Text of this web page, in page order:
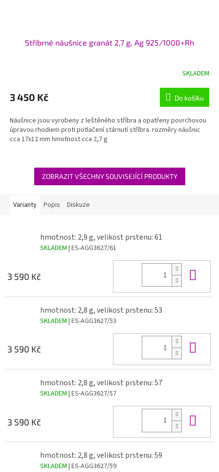
Stříbrné náušnice granát 2,7 g, Ag 925/1000+Rh
SKLADEM
3 450 Kč Do košíku
Náušnice jsou vyrobeny z leštěného stříbra a opatřeny povrchovou
úpravou rhodiem proti potlačení stárnutí stříbra. rozměry náušnic
cca 17x12 mm hmotnost cca 2,7 g
ZOBRAZIT VŠECHNY SOUVISEJÍCÍ PRODUKTY
Varianty Popis Diskuze
hmotnost: 2,9 g, velikost prstenu: 61
SKLADEM | ES-AGG3627/61
3 590 Kč
hmotnost: 2,8 g, velikost prstenu: 53
SKLADEM | ES-AGG3627/53
3 590 Kč
hmotnost: 2,8 g, velikost prstenu: 57
SKLADEM | ES-AGG3627/57
3 590 Kč
hmotnost: 2,8 g, velikost prstenu: 59
SKLADEM | ES-AGG3627/59